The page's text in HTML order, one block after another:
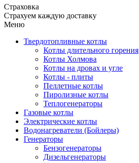
Страховка
Страхуем каждую доставку
Меню
Твердотопливные котлы
Котлы длительного горения
Котлы Холмова
Котлы на дровах и угле
Котлы - плиты
Пеллетные котлы
Пиролизные котлы
Теплогенераторы
Газовые котлы
Электрические котлы
Водонагреватели (Бойлеры)
Генераторы
Бензогенераторы
Дизельгенераторы